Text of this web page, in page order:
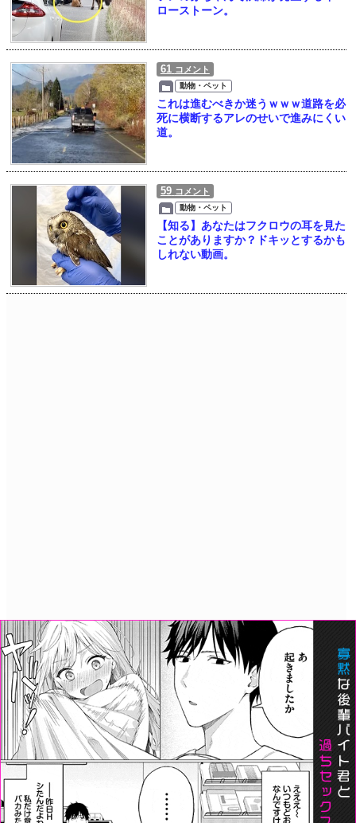
ローストーン。
61 コメント
動物・ペット
これは進むべきか迷うｗｗｗ道路を必
死に横断するアレのせいで進みにくい
道。
59 コメント
動物・ペット
【知る】あなたはフクロウの耳を見た
ことがありますか？ドキッとするかも
しれない動画。